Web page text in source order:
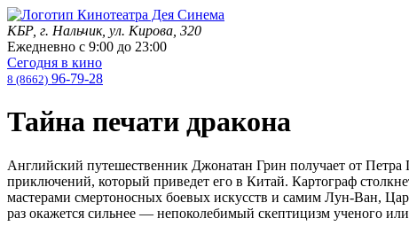
КБР, г. Нальчик, ул. Кирова, 320
Ежедневно с 9:00 до 23:00
Сегодня в кино
8 (8662) 96-79-28
Тайна печати дракона
Английский путешественник Джонатан Грин получает от Петра
приключений, который приведет его в Китай. Картограф
мастерами смертоносных боевых искусств и самим Лун-Ван,
раз окажется сильнее — непоколебимый скептицизм ученого